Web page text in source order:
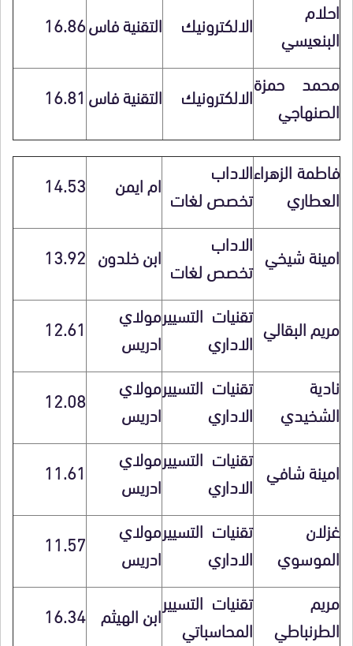
احلام
البنعيسي
الالكترونيك التقنية فاس16.86
محمد حمزة
الصنهاجي
الالكترونيك التقنية فاس16.81
فاطمة الزهراء
العطاري
الاداب
تخصص لغات ام ايمن 14.53
امينة شيخي الاداب
تخصص لغات ابن خلدون 13.92
مريم البقالي تقنيات التسيير
الاداري
مولاي
ادريس
12.61
نادية
الشخيدي
تقنيات التسيير
الاداري
مولاي
ادريس
12.08
امينة شافي تقنيات التسيير
الاداري
مولاي
ادريس
11.61
غزلان
الموسوي
تقنيات التسيير
الاداري
مولاي
ادريس
11.57
مريم
الطرنباطي
تقنيات التسيير
المحاسباتي
ابن الهيثم 16.34